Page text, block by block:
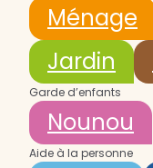
Ménage
Jardin
Garde d’enfants
Nounou
Aide à la personne